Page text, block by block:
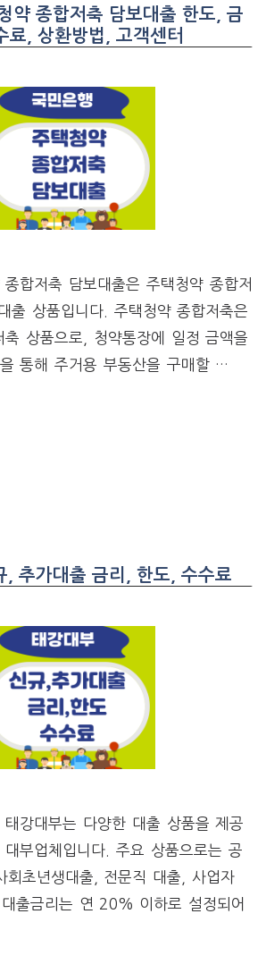
약 종합저축 담보대출 한도, 금
료, 상환방법, 고객센터
합저축 담보대출은 주택청약 종합저
출 상품입니다. 주택청약 종합저축은
축 상품으로, 청약통장에 일정 금액을
통해 주거용 부동산을 구매할 …
, 추가대출 금리, 한도, 수수료
태강대부는 다양한 대출 상품을 제공
대부업체입니다. 주요 상품으로는 공
회초년생대출, 전문직 대출, 사업자
출금리는 연 20% 이하로 설정되어